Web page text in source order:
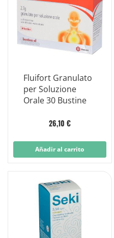
Fluifort Granulato
per Soluzione
Orale 30 Bustine
26,10 €
Añadir al carrito